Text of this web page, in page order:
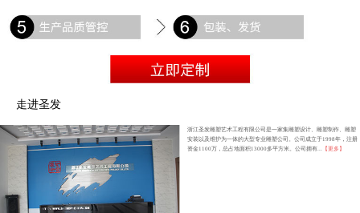
走进圣发
浙江圣发雕塑艺术工程有限公司是一家集雕塑设计、雕塑制作、雕塑
安装以及维护为一体的大型专业雕塑公司。公司成立于1998年，注册
资金1100万，总占地面积13000多平方米。公司拥有...
【更多】